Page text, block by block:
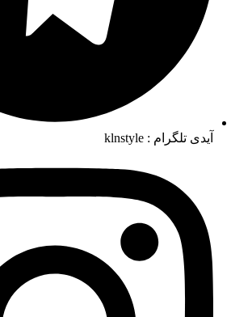
آیدی تلگرام : klnstyle